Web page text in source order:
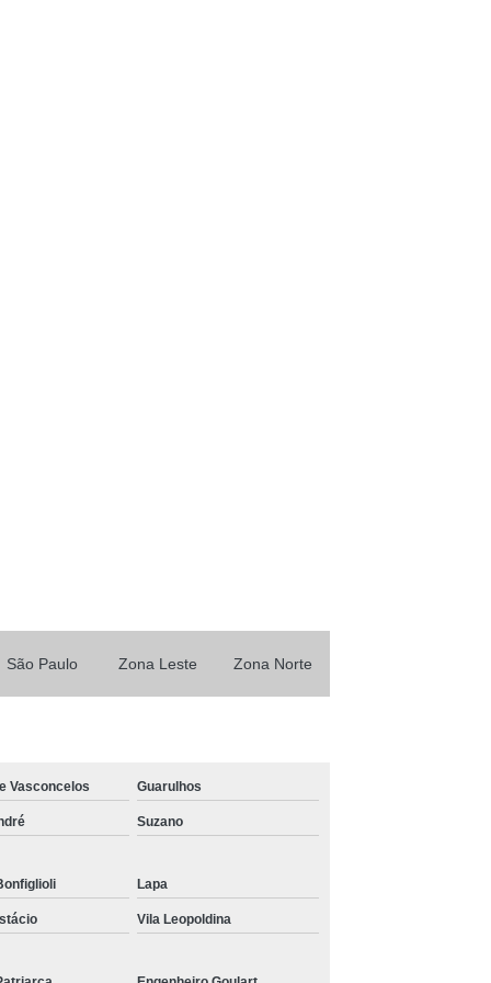
de Guindaste
Munck para Indústria
Locação de Guindalto
Locação de Munck
Munck
Serviços de Caminhão Munck
Caminhão Guindauto Munck para Alugar
com Munck para Alugar
Caminhão Toco com Munck para Alugar
Locar Muncks
Munck de Locação
São Paulo Zona Leste Zona Norte
Vasconcelos Guarulhos
Suzano
Lapa
Vila Leopoldina